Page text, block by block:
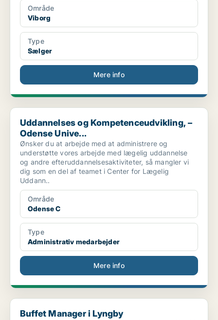
Område
Viborg
Type
Sælger
Mere info
Uddannelses og Kompetenceudvikling, – Odense Unive...
Uddannelses og Kompetenceudvikling, –
Odense Unive...
Ønsker du at arbejde med at administrere og
understøtte vores arbejde med lægelig uddannelse
og andre efteruddannelsesaktiviteter, så mangler vi
dig som en del af teamet i Center for Lægelig
Uddann..
Område
Odense C
Type
Administrativ medarbejder
Mere info
Buffet Manager i Lyngby
Buffet Manager i Lyngby